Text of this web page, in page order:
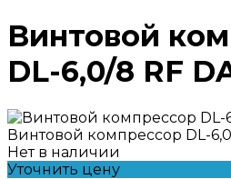
Винтовой
DL-6,0/8 RF
Винтовой компрессор DL-
Нет в наличии
Уточнить цену